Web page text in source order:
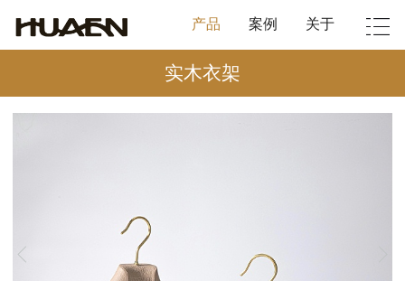
产品 案例 关于
实木衣架